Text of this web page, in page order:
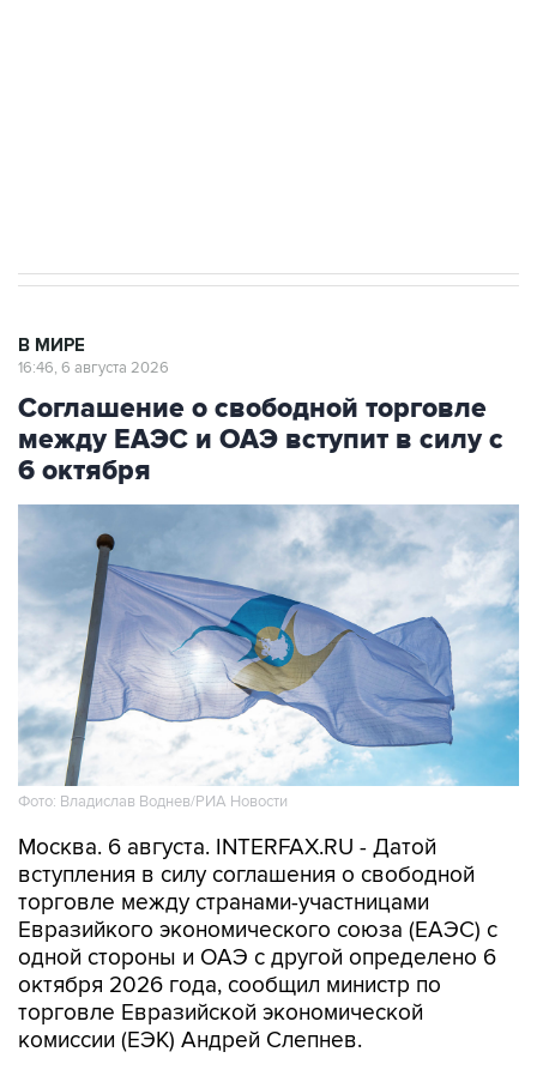
В МИРЕ
16:46, 6 августа 2026
Соглашение о свободной торговле
между ЕАЭС и ОАЭ вступит в силу с
6 октября
Фото: Владислав Воднев/РИА Новости
Москва. 6 августа. INTERFAX.RU - Датой
вступления в силу соглашения о свободной
торговле между странами-участницами
Евразийкого экономического союза (ЕАЭС) с
одной стороны и ОАЭ с другой определено 6
октября 2026 года, сообщил министр по
торговле Евразийской экономической
комиссии (ЕЭК) Андрей Слепнев.